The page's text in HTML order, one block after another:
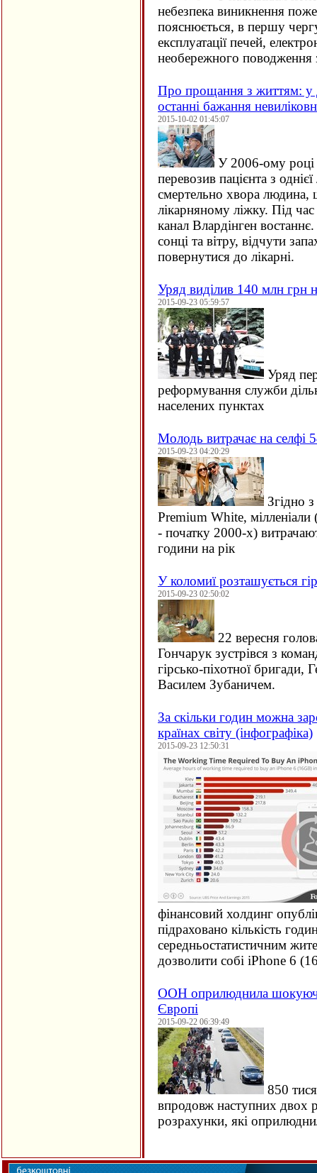
небезпека виникнення
пояснюється, в першу
експлуатації печей,
необережного поводження
Про прощання з життям: у
останні бажання
2015-10-02 01:45:07
У 2006-ому році
перевозив пацієнта з
смертельно хвора людина,
лікарняному ліжку. Під
канал Влардінген
сонці та вітру, відчути
повернутися до лікарні.
Уряд виділив 140 млн грн
2015-09-23 05:59:57
Уряд
реформування служби
населених пунктах
Молодь витрачає на селфі
2015-09-23 04:20:29
Згідно
Premium White,
- початку 2000-х)
години на рік
У коломиї розташується
2015-09-23 02:50:02
22 вересня
Гончарук зустрівся з
гірсько-піхотної бригади,
Василем Зубаничем.
За скільки годин можна
країнах світу (інфографіка)
2015-09-23 12:50:31
фінансовий холдинг
підраховано кількість
середньостатистичним
дозволити собі iPhone 6 (
ООН оприлюднила
Європі
2015-09-22 06:39:49
850
впродовж наступних двох
розрахунки, які